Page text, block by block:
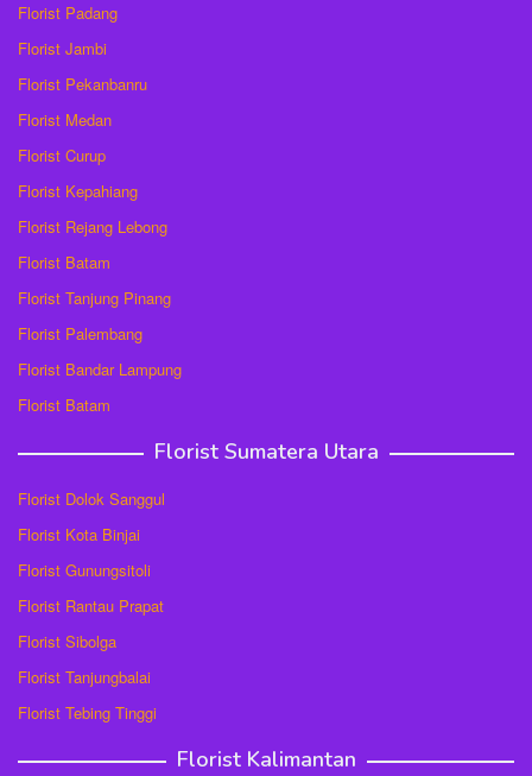
Florist Padang
Florist Jambi
Florist Pekanbanru
Florist Medan
Florist Curup
Florist Kepahiang
Florist Rejang Lebong
Florist Batam
Florist Tanjung Pinang
Florist Palembang
Florist Bandar Lampung
Florist Batam
Florist Sumatera Utara
Florist Dolok Sanggul
Florist Kota Binjai
Florist Gunungsitoli
Florist Rantau Prapat
Florist Sibolga
Florist Tanjungbalai
Florist Tebing Tinggi
Florist Kalimantan